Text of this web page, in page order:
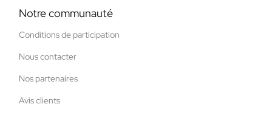
Notre communauté
Conditions de participation
Nous contacter
Nos partenaires
Avis clients